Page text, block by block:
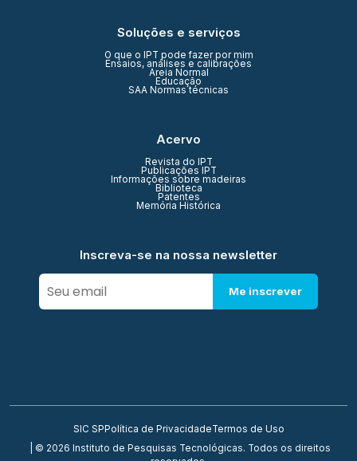
Soluções e serviços
O que o IPT pode fazer por mim
Ensaios, análises e calibrações
Areia Normal
Educação
SAA Normas técnicas
Acervo
Revista do IPT
Publicações IPT
Informações sobre madeiras
Biblioteca
Patentes
Memória Histórica
Inscreva-se na nossa newsletter
Me inscrever
SIC SP Política de PrivacidadeTermos de Uso
| © 2026 Instituto de Pesquisas Tecnológicas. Todos os direitos